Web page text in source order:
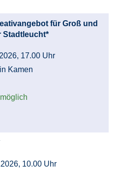
für Groß und
Stadtleucht*
17.00 Uhr
Kamen
10.00 Uhr